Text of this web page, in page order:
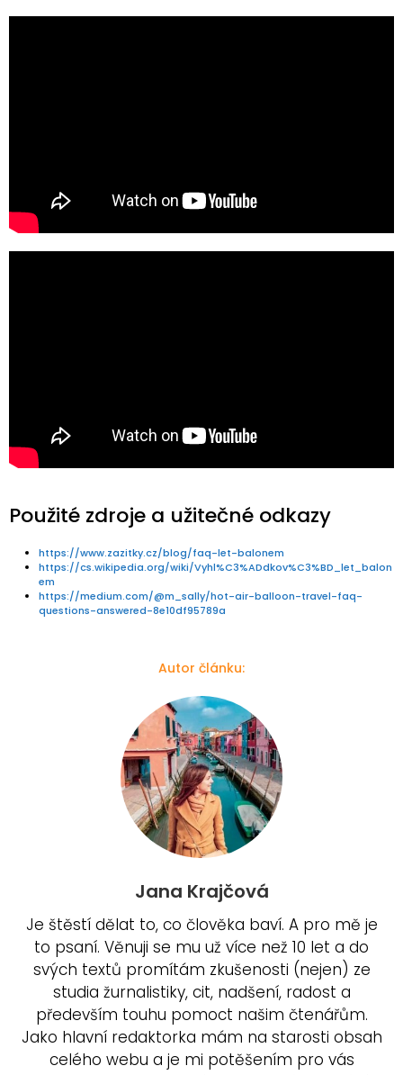
Použité zdroje a užitečné odkazy
https://www.zazitky.cz/blog/faq-let-balonem
https://cs.wikipedia.org/wiki/Vyhl%C3%ADdkov%C3%BD_let_balon
em
https://medium.com/@m_sally/hot-air-balloon-travel-faq-
questions-answered-8e10df95789a
Autor článku:
Jana Krajčová
Je štěstí dělat to, co člověka baví. A pro mě je
to psaní. Věnuji se mu už více než 10 let a do
svých textů promítám zkušenosti (nejen) ze
studia žurnalistiky, cit, nadšení, radost a
především touhu pomoct našim čtenářům.
Jako hlavní redaktorka mám na starosti obsah
celého webu a je mi potěšením pro vás